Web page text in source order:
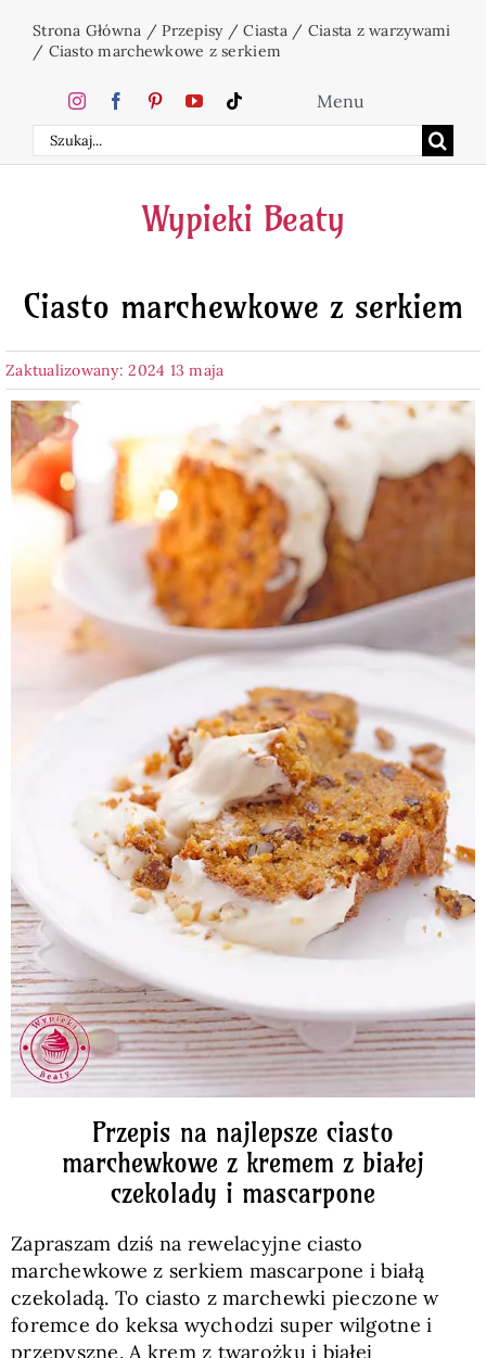
zawartości
Strona Główna /Przepisy/Ciasta/ Ciasta z warzywami
/ Ciasto marchewkowe z serkiem
Szukaj
Menu
Home
Ciasta
Desery
Pieczywo
Przetwory
Posiłki
Zdrowo i fit
Kuchnie świata
SKLEP
Wypieki Beaty
Ciasto marchewkowe z serkiem
Zaktualizowany: 2024 13 maja
Przepis na najlepsze ciasto
marchewkowe z kremem z białej
czekolady i mascarpone
Zapraszam dziś na rewelacyjne ciasto
marchewkowe z serkiem mascarpone i białą
czekoladą. To ciasto z marchewki pieczone w
foremce do keksa wychodzi super wilgotne i
przepyszne. A krem z twarożku i białej